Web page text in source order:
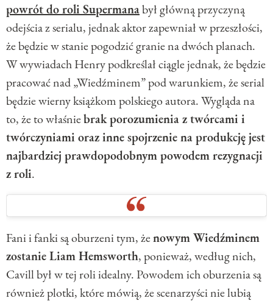
powrót do roli Supermanabył główną przyczyną
odejścia z serialu, jednak aktor zapewniał w przeszłości,
że będzie w stanie pogodzić granie na dwóch planach.
W wywiadach Henry podkreślał ciągle jednak, że będzie
pracować nad „Wiedźminem” pod warunkiem, że serial
będzie wierny książkom polskiego autora. Wygląda na
to, że to właśniebrak porozumienia z twórcami i
twórczyniami oraz inne spojrzenie na produkcję jest
najbardziej prawdopodobnym powodem rezygnacji
z roli.
Fani i fanki są oburzeni tym, żenowym Wiedźminem
zostanie Liam Hemsworth, ponieważ, według nich,
Cavill był w tej roli idealny. Powodem ich oburzenia są
również plotki, które mówią, że scenarzyści nie lubią